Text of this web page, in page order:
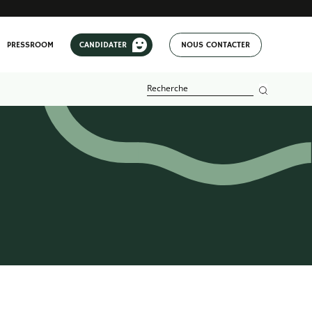
PRESSROOM CANDIDATER NOUS CONTACTER